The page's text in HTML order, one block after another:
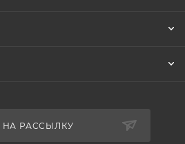
РАССЫЛКУ